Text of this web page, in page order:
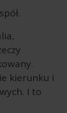
kierunku i
I to